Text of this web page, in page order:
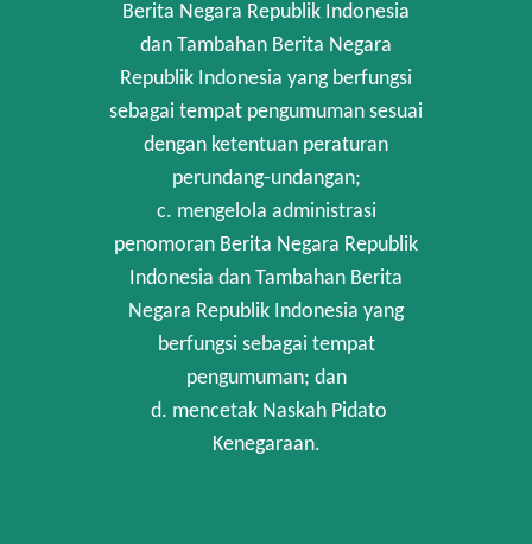
Berita Negara Republik Indonesia
dan Tambahan Berita Negara
Republik Indonesia yang berfungsi
sebagai tempat pengumuman sesuai
dengan ketentuan peraturan
perundang-undangan;
c. mengelola administrasi
penomoran Berita Negara Republik
Indonesia dan Tambahan Berita
Negara Republik Indonesia yang
berfungsi sebagai tempat
pengumuman; dan
d. mencetak Naskah Pidato
Kenegaraan.